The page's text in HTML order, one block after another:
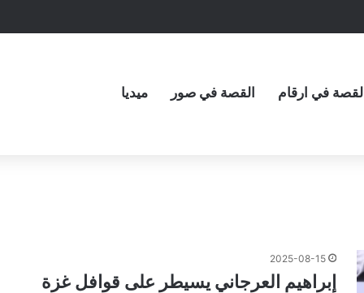
القصة في ارقام القصة في صور ميديا
2025-08-15
إبراهيم العرجاني يسيطر على قوافل غزة